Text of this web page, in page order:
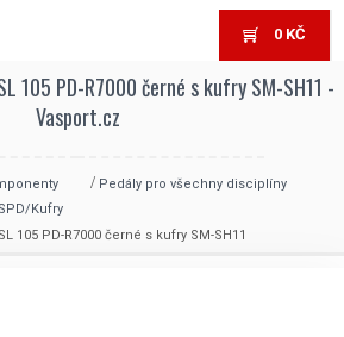
0 KČ
105 PD-R7000 černé s kufry SM-SH11 -
Vasport.cz
Pedály pro všechny disciplíny
Kufry
105 PD-R7000 černé s kufry SM-SH11